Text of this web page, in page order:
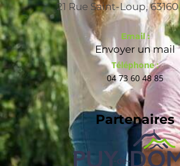
21 Rue Saint-Loup,
Email :
Envoyer un mail
Téléphone :
04 73 60 48 85
Partenaires